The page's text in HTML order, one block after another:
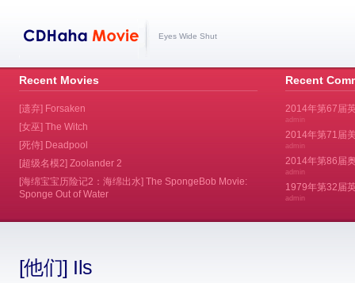
Eyes Wide Shut
Recent
2014年第67届
admin
2014年第71届
admin
2014年第86届
admin
1979年第32届
admin
[他们] Ils
Recent Movies
[遗弃] Forsaken
[女巫] The Witch
[死侍] Deadpool
[超级名模2] Zoolander 2
[海绵宝宝历险记2：海绵出水] The SpongeBob Movie:
Sponge Out of Water